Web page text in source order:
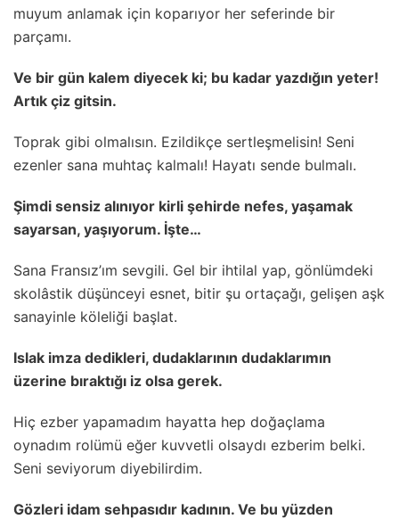
muyum anlamak için koparıyor her seferinde bir
parçamı.
Ve bir gün kalem diyecek ki; bu kadar yazdığın yeter!
Artık çiz gitsin.
Toprak gibi olmalısın. Ezildikçe sertleşmelisin! Seni
ezenler sana muhtaç kalmalı! Hayatı sende bulmalı.
Şimdi sensiz alınıyor kirli şehirde nefes, yaşamak
sayarsan, yaşıyorum. İşte…
Sana Fransız’ım sevgili. Gel bir ihtilal yap, gönlümdeki
skolâstik düşünceyi esnet, bitir şu ortaçağı, gelişen aşk
sanayinle köleliği başlat.
Islak imza dedikleri, dudaklarının dudaklarımın
üzerine bıraktığı iz olsa gerek.
Hiç ezber yapamadım hayatta hep doğaçlama
oynadım rolümü eğer kuvvetli olsaydı ezberim belki.
Seni seviyorum diyebilirdim.
Gözleri idam sehpasıdır kadının. Ve bu yüzden